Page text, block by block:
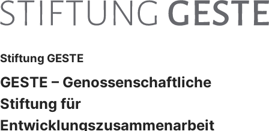
Stiftung GESTE
GESTE – Genossenschaftliche
Stiftung für
Entwicklungszusammenarbeit